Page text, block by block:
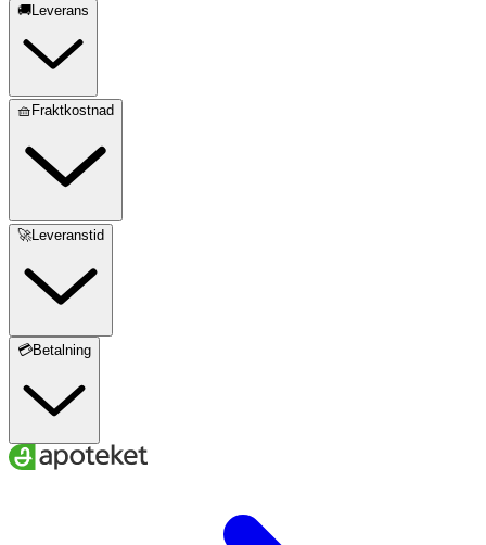
🚚Leverans
🧺Fraktkostnad
🚀Leveranstid
💳Betalning